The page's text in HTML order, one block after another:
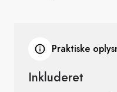
Praktiske
Inkluderet